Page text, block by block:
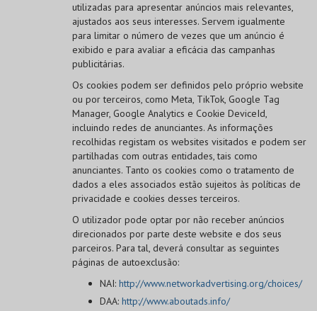
utilizadas para apresentar anúncios mais relevantes,
ajustados aos seus interesses. Servem igualmente
para limitar o número de vezes que um anúncio é
exibido e para avaliar a eficácia das campanhas
publicitárias.
Os cookies podem ser definidos pelo próprio website
ou por terceiros, como Meta, TikTok, Google Tag
Manager, Google Analytics e Cookie DeviceId,
incluindo redes de anunciantes. As informações
recolhidas registam os websites visitados e podem ser
partilhadas com outras entidades, tais como
anunciantes. Tanto os cookies como o tratamento de
dados a eles associados estão sujeitos às políticas de
privacidade e cookies desses terceiros.
O utilizador pode optar por não receber anúncios
direcionados por parte deste website e dos seus
parceiros. Para tal, deverá consultar as seguintes
páginas de autoexclusão:
NAI: http://www.networkadvertising.org/choices/
DAA: http://www.aboutads.info/